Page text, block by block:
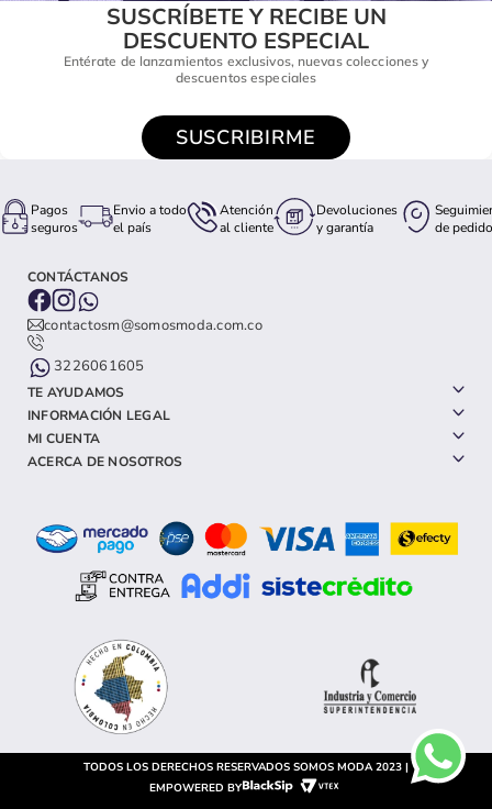
SUSCRÍBETE Y RECIBE UN
DESCUENTO ESPECIAL
Entérate de lanzamientos exclusivos, nuevas colecciones y
descuentos especiales
SUSCRIBIRME
Pagos
seguros
Envio a todo
el país
Atención
al cliente
Devoluciones
y garantía
de pedido
CONTÁCTANOS
contactosm@somosmoda.com.co
3226061605
TE AYUDAMOS
INFORMACIÓN LEGAL
MI CUENTA
ACERCA DE NOSOTROS
TODOS LOS DERECHOS RESERVADOS SOMOS MODA 2023 |
EMPOWERED BY